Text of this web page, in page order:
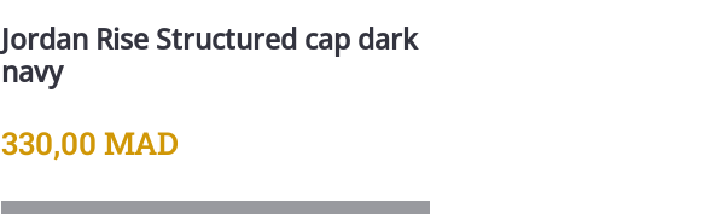
Jordan Rise Structured cap dark
navy
330,00 MAD